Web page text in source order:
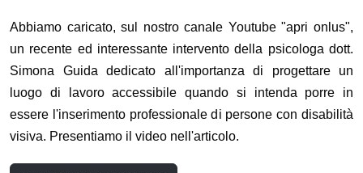
Abbiamo caricato, sul nostro canale Youtube "apri onlus",
un recente ed interessante intervento della psicologa dott.
Simona Guida dedicato all'importanza di progettare un
luogo di lavoro accessibile quando si intenda porre in
essere l'inserimento professionale di persone con disabilità
visiva. Presentiamo il video nell'articolo.